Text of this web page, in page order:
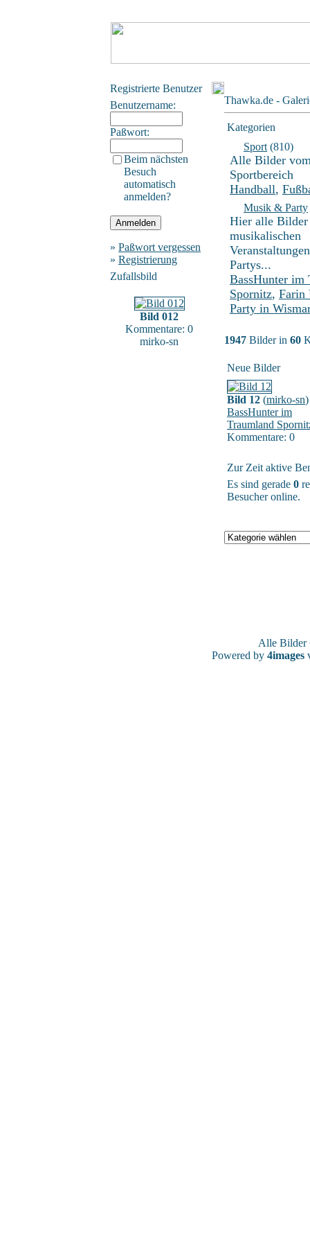
Registrierte Benutzer
Benutzername:
Paßwort:
Beim nächsten
Besuch
automatisch
anmelden?
» Paßwort vergessen
» Registrierung
Zufallsbild
Bild 012
Kommentare: 0
mirko-sn
Thawka.de -
Kategorien
Sport (810)
Alle Bilder
Sportbereich
Handball,
Musik & Party
Hier alle
musikalischen
Partys...
BassHunter im
Spornitz, Farin
Party in
1947 Bilder in 60
Neue Bilder
Bild 12 (mirko-sn)
BassHunter im
Traumland
Kommentare: 0
Zur Zeit aktive
Es sind gerade 0
Besucher online.
Alle
Powered by 4images